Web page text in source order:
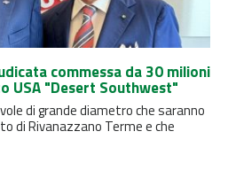
commessa da 30 milioni
USA "Desert Southwest"
di grande diametro che saranno
di Rivanazzano Terme e che